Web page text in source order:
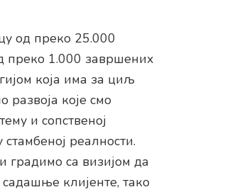
од преко 25.000
преко 1.000 завршених
која има за циљ
које смо
и сопственој
реалности.
градимо са визијом да
клијенте, тако